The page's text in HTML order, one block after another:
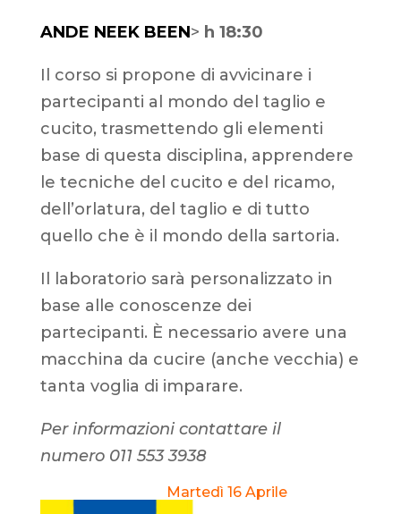
ANDE NEEK BEEN> h 18:30
Il corso si propone di avvicinare i
partecipanti al mondo del taglio e
cucito, trasmettendo gli elementi
base di questa disciplina, apprendere
le tecniche del cucito e del ricamo,
dell’orlatura, del taglio e di tutto
quello che è il mondo della sartoria.
Il laboratorio sarà personalizzato in
base alle conoscenze dei
partecipanti. È necessario avere una
macchina da cucire (anche vecchia) e
tanta voglia di imparare.
Per informazioni contattare il
numero 011 553 3938
Martedì 16 Aprile